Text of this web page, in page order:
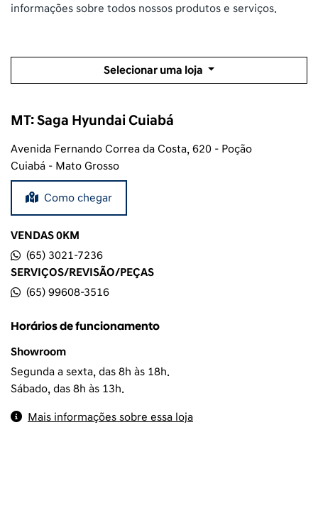
informações sobre todos nossos produtos e serviços.
Selecionar uma loja
MT: Saga Hyundai Cuiabá
Avenida Fernando Correa da Costa, 620 - Poção
Cuiabá - Mato Grosso
Como chegar
VENDAS 0KM
(65) 3021-7236
SERVIÇOS/REVISÃO/PEÇAS
(65) 99608-3516
Horários de funcionamento
Showroom
Segunda a sexta, das 8h às 18h.
Sábado, das 8h às 13h.
Mais informações sobre essa loja